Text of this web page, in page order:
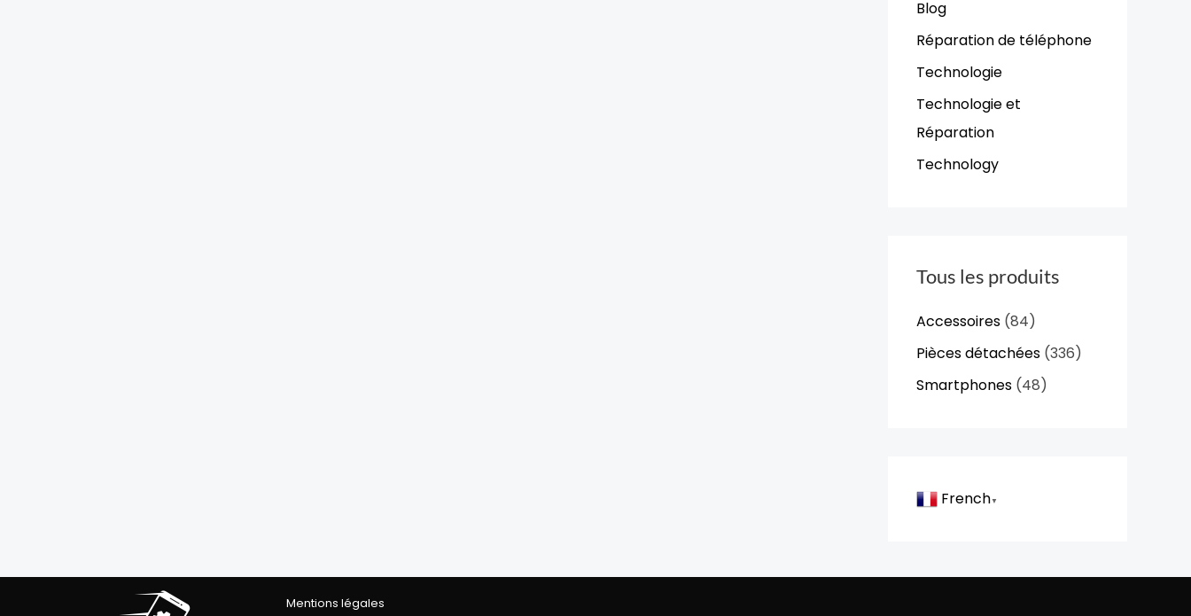
Blog
Réparation de téléphone
Technologie
Technologie et
Réparation
Technology
Tous les produits
Accessoires (84)
Pièces détachées (336)
Smartphones (48)
French▼
Mentions légales